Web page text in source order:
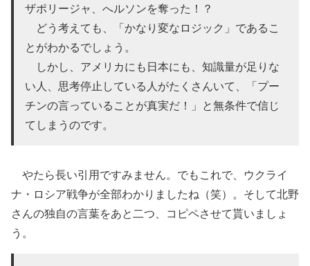
ザポリージャ、へルソンを奪った！？
どう考えても、「かなり変なロジック」であるこ
とがわかるでしょう。
しかし、アメリカにも日本にも、知識量が足りな
い人、思考停止している人がたくさんいて、「プー
チンの言っていることが真実だ！」と無条件で信じ
てしまうのです。
やたら長い引用ですみません。でもこれで、ウクライ
ナ・ロシア戦争が全部わかりましたね（笑）。そして北野
さんの独自の言葉をあと二つ、コピペさせて貰いましょ
う。